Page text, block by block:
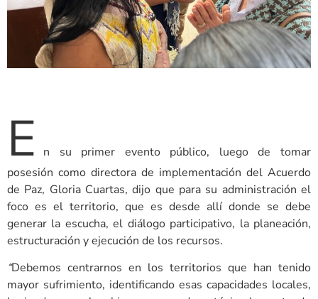
E
n su primer evento público, luego de tomar
posesión como directora de implementación del Acuerdo
de Paz, Gloria Cuartas, dijo que para su administración el
foco es el territorio, que es desde allí donde se debe
generar la escucha, el diálogo participativo, la planeación,
estructuración y ejecución de los recursos.
“Debemos centrarnos en los territorios que han tenido
mayor sufrimiento, identificando esas capacidades locales,